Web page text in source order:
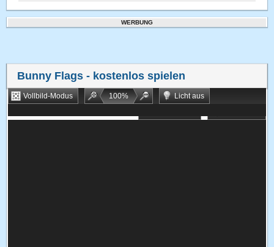
WERBUNG
Bunny Flags - kostenlos spielen
Vollbild-Modus 100%
Licht aus